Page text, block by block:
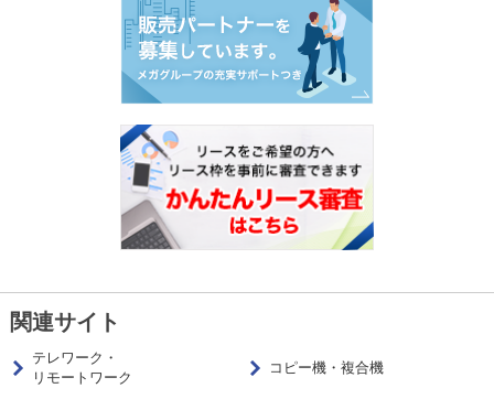
関連サイト
テレワーク・
リモートワーク
コピー機・複合機